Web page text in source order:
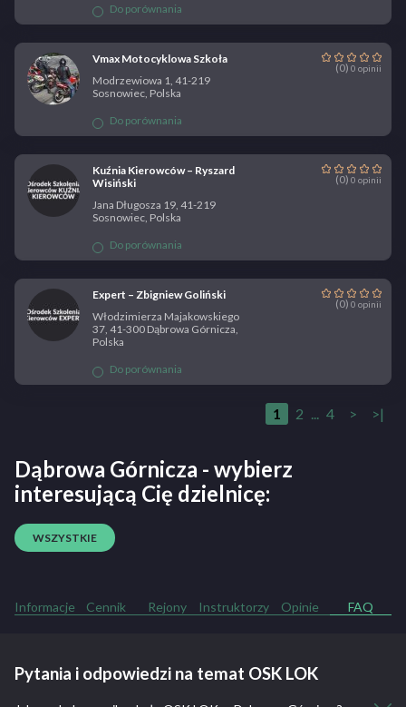
Do porównania
Vmax Motocyklowa Szkoła
(0) 0 opinii
Modrzewiowa 1, 41-219
Sosnowiec, Polska
Do porównania
Kuźnia Kierowców – Ryszard
Wisiński
(0) 0 opinii
Jana Długosza 19, 41-219
Sosnowiec, Polska
Do porównania
Expert – Zbigniew Goliński
(0) 0 opinii
Włodzimierza Majakowskiego
37, 41-300 Dąbrowa Górnicza,
Polska
Do porównania
1 2 ... 4 > >|
Dąbrowa Górnicza - wybierz
interesującą Cię dzielnicę:
WSZYSTKIE
Informacje Cennik Rejony Instruktorzy Opinie FAQ
Pytania i odpowiedzi na temat OSK LOK